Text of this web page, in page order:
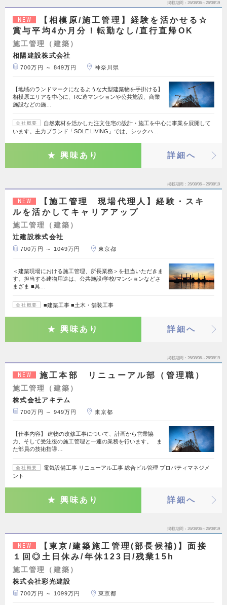
掲載期間 26/08/06～26/08/19
NEW
【相模原/施工管理】経験を活かせる☆
賞与平均4か月分！転勤なし/直行直帰OK
施工管理（建築）
相陽建設株式会社
700万円 ～ 849万円 神奈川県
【地域のランドマークになるような大型建築物を手掛ける】
相模原エリアを中心に、RC造マンションや公共施設、商業
施設などの施…
会社概要
自然素材を活かした注文住宅の設計・施工を中心に事業を展開して
います。主力ブランド「SOLE LIVING」では、シックハ…
興味あり 詳細へ
掲載期間 26/08/06～26/08/19
NEW
【施工管理 現場代理人】経験・スキ
ルを活かしてキャリアアップ
施工管理（建築）
辻建設株式会社
700万円 ～ 1049万円 東京都
＜建築現場における施工管理、所長業務＞を担当いただきま
す。担当する建物用途は、公共施設/学校/マンションなどさ
まざま ■具…
会社概要 ■建築工事 ■土木・舗装工事
興味あり 詳細へ
掲載期間 26/08/06～26/08/19
NEW 施工本部 リニューアル部（管理職）
施工管理（建築）
株式会社アキテム
700万円 ～ 949万円 東京都
【仕事内容】 建物の改修工事について、計画から営業協
力、そして受注後の施工管理と一連の業務を行います。 ま
た部員の技術指導…
会社概要
電気設備工事 リニューアル工事 総合ビル管理 プロパティマネジメ
ント
興味あり 詳細へ
掲載期間 26/08/06～26/08/19
NEW
【東京/建築施工管理(部長候補)】面接
１回◎土日休み/年休123日/残業15h
施工管理（建築）
株式会社彩光建設
700万円 ～ 1099万円 東京都